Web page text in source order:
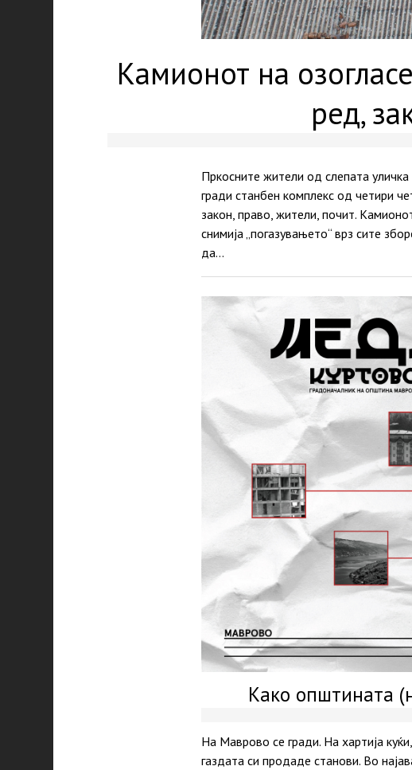
Камионот на
ред,
Пркосните жители од слепата
гради станбен комплекс од четири
закон, право, жители, почит.
снимија „погазувањето“ врз сите
да…
Како општината
На Маврово се гради. На хартија
газдата си продаде станови. Во